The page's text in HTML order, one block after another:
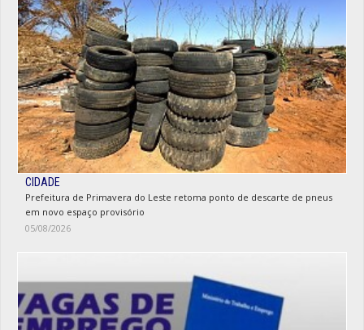
CIDADE
Prefeitura de Primavera do Leste retoma ponto de descarte de pneus
em novo espaço provisório
05/08/2026